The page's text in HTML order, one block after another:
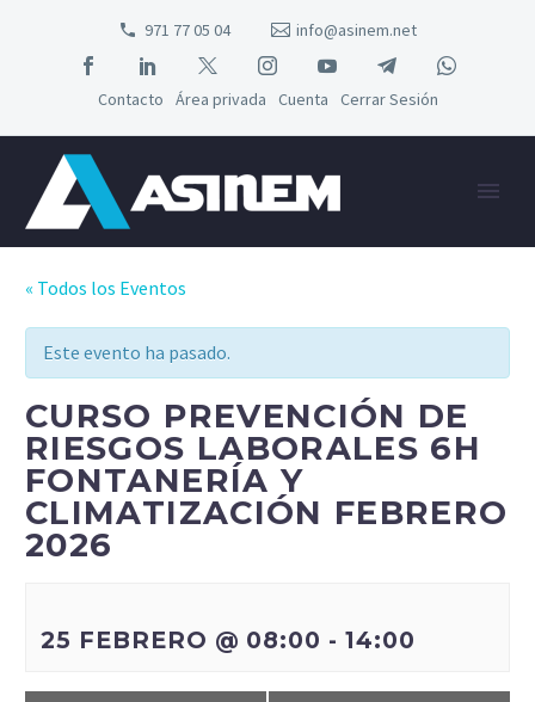
971 77 05 04 info@asinem.net
Contacto Área privada Cuenta Cerrar Sesión
« Todos los Eventos
Este evento ha pasado.
CURSO PREVENCIÓN DE
RIESGOS LABORALES 6H
FONTANERÍA Y
CLIMATIZACIÓN FEBRERO
2026
25 FEBRERO @ 08:00 -14:00